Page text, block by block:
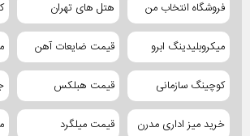
فروشگاه انتخاب من هتل های تهران
میکروبلیدینگ ابرو قیمت ضایعات آهن
کوچینگ سازمانی قیمت هبلکس
خرید میز اداری مدرن قیمت میلگرد